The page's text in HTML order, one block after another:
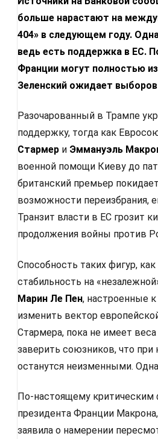
больше нарастают на
404» в следующем году.
ведь есть поддержка в ЕС.
Франции могут полностью
Зеленский ожидает
Разочарованный в Трампе
поддержку, тогда как
Стармер и Эммануэль
военной помощи Киеву до
британский премьер
возможности переизбрания,
Транзит власти в ЕС грозит
продолжения войны против
Способность таких фигур, как
стабильность на
Марин Ле Пен, настроенные
изменить вектор
Стармера, пока не имеет
заверить союзников, что
останутся неизменными.
По-настоящему критическим
президента Франции
заявила о намерении